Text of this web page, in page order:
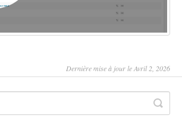
Dernière mise à jour le Avril 2, 2026